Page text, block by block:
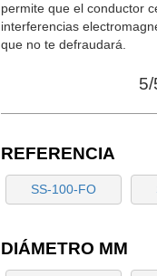
permite que el conductor
interferencias
que no te defraudará.
REFERENCIA
SS-100-FO
DIÁMETRO MM